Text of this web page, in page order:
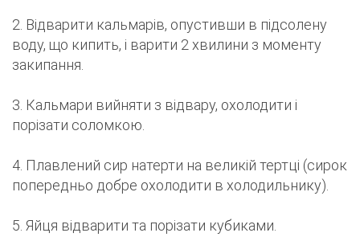
2. Відварити кальмарів, опустивши в підсолену
воду, що кипить, і варити 2 хвилини з моменту
закипання.
3. Кальмари вийняти з відвару, охолодити і
порізати соломкою.
4. Плавлений сир натерти на великій тертці (сирок
попередньо добре охолодити в холодильнику).
5. Яйця відварити та порізати кубиками.